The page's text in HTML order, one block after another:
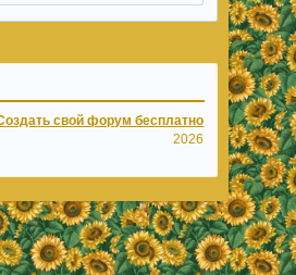
свой форум бесплатно
2026